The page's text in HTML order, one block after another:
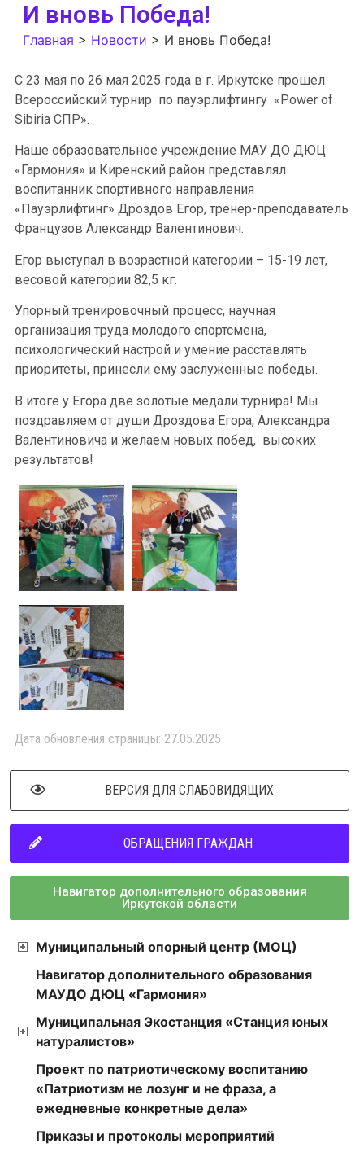
И вновь Победа!
Главная > Новости > И вновь Победа!
С 23 мая по 26 мая 2025 года в г. Иркутске прошел
Всероссийский турнир по пауэрлифтингу «Power of
Sibiria СПР».
Наше образовательное учреждение МАУ ДО ДЮЦ
«Гармония» и Киренский район представлял
воспитанник спортивного направления
«Пауэрлифтинг» Дроздов Егор, тренер-преподаватель
Французов Александр Валентинович.
Егор выступал в возрастной категории – 15-19 лет,
весовой категории 82,5 кг.
Упорный тренировочный процесс, научная
организация труда молодого спортсмена,
психологический настрой и умение расставлять
приоритеты, принесли ему заслуженные победы.
В итоге у Егора две золотые медали турнира! Мы
поздравляем от души Дроздова Егора, Александра
Валентиновича и желаем новых побед, высоких
результатов!
Дата обновления страницы: 27.05.2025
ВЕРСИЯ ДЛЯ СЛАБОВИДЯЩИХ
ОБРАЩЕНИЯ ГРАЖДАН
Навигатор дополнительного образования
Иркутской области
Муниципальный опорный центр (МОЦ)
Навигатор дополнительного образования
МАУДО ДЮЦ «Гармония»
Муниципальная Экостанция «Станция юных
натуралистов»
Проект по патриотическому воспитанию
«Патриотизм не лозунг и не фраза, а
ежедневные конкретные дела»
Приказы и протоколы мероприятий